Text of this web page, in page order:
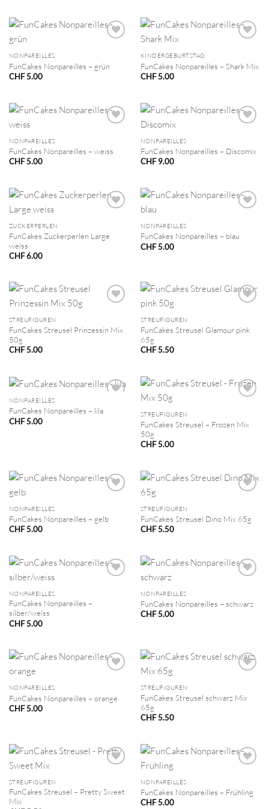
NONPAREILLES
FunCakes Nonpareilles – grün
CHF5.00
KINDERGEBURTSTAG
FunCakes Nonpareilles – Shark Mix
CHF5.00
NONPAREILLES
FunCakes Nonpareilles – weiss
CHF5.00
NONPAREILLES
FunCakes Nonpareilles – Discomix
CHF9.00
ZUCKERPERLEN
FunCakes Zuckerperlen Large
weiss
CHF6.00
NONPAREILLES
FunCakes Nonpareilles – blau
CHF5.00
STREUFIGUREN
FunCakes Streusel Prinzessin Mix
50g
CHF5.00
STREUFIGUREN
FunCakes Streusel Glamour pink
65g
CHF5.50
NONPAREILLES
FunCakes Nonpareilles – lila
CHF5.00
STREUFIGUREN
FunCakes Streusel – Frozen Mix
50g
CHF5.00
NONPAREILLES
FunCakes Nonpareilles – gelb
CHF5.00
STREUFIGUREN
FunCakes Streusel Dino Mix 65g
CHF5.50
NONPAREILLES
FunCakes Nonpareilles –
silber/weiss
CHF5.00
NONPAREILLES
FunCakes Nonpareilles – schwarz
CHF5.00
NONPAREILLES
FunCakes Nonpareilles – orange
CHF5.00
STREUFIGUREN
FunCakes Streusel schwarz Mix
65g
CHF5.50
STREUFIGUREN
FunCakes Streusel – Pretty Sweet
Mix
NONPAREILLES
FunCakes Nonpareilles – Frühling
CHF5.00